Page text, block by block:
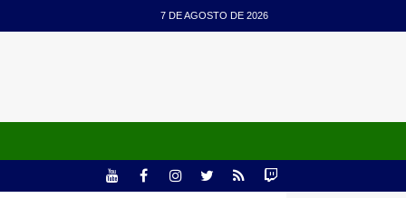
7 DE AGOSTO DE 2026